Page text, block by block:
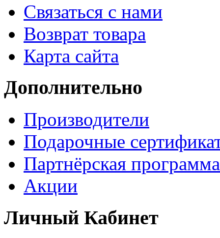
Связаться с нами
Возврат товара
Карта сайта
Дополнительно
Производители
Подарочные
Партнёрская программа
Акции
Личный Кабинет